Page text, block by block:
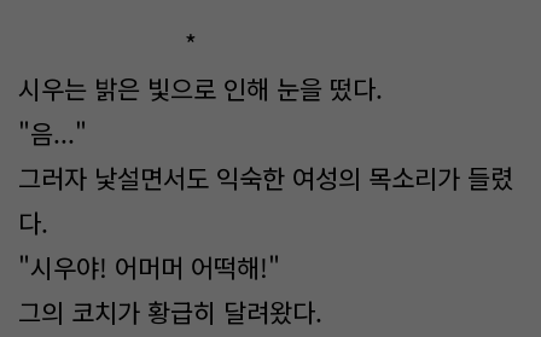
*
시우는 밝은 빛으로 인해 눈을 떴다.
"음..."
그러자 낯설면서도 익숙한 여성의 목소리가 들렸
다.
"시우야! 어머머 어떡해!"
그의 코치가 황급히 달려왔다.